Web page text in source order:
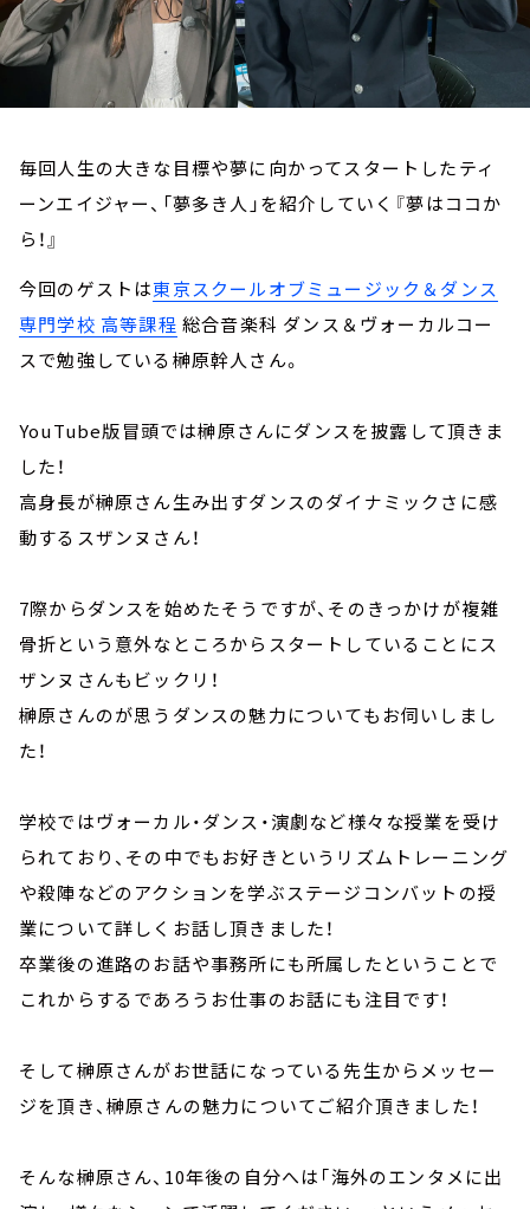
毎回人生の大きな目標や夢に向かってスタートしたティ
ーンエイジャー、「夢多き人」を紹介していく『夢はココか
ら！』
今回のゲストは東京スクールオブミュージック＆ダンス
専門学校 高等課程 総合音楽科 ダンス＆ヴォーカルコー
スで勉強している榊原幹人さん。
YouTube版冒頭では榊原さんにダンスを披露して頂きま
した！
高身長が榊原さん生み出すダンスのダイナミックさに感
動するスザンヌさん！
7際からダンスを始めたそうですが、そのきっかけが複雑
骨折という意外なところからスタートしていることにス
ザンヌさんもビックリ！
榊原さんのが思うダンスの魅力についてもお伺いしまし
た！
学校ではヴォーカル・ダンス・演劇など様々な授業を受け
られており、その中でもお好きというリズムトレーニング
や殺陣などのアクションを学ぶステージコンバットの授
業について詳しくお話し頂きました！
卒業後の進路のお話や事務所にも所属したということで
これからするであろうお仕事のお話にも注目です！
そして榊原さんがお世話になっている先生からメッセー
ジを頂き、榊原さんの魅力についてご紹介頂きました！
そんな榊原さん、10年後の自分へは「海外のエンタメに出